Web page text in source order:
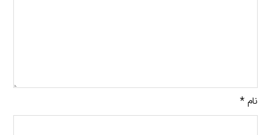
نام*